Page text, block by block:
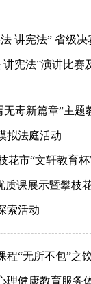
讲宪法” 省级
宪法”演讲比
毒新篇章”主题
拟法庭活动
花市“文轩教育
质课展示暨攀枝
索活动
程“无所不包”之
理健康教育服务